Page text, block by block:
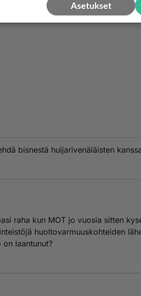
bisnestä huijarivenäläisten
raha kun MOT jo vuosia sitten
huoltovarmuuskohteiden
on laantunut?
Asetukset